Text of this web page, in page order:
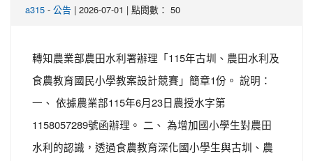
a315 - 公告 | 2026-07-01 | 點閱數： 50
轉知農業部農田水利署辦理「115年古圳、農田水利及
食農教育國民小學教案設計競賽」簡章1份。 說明：
一、 依據農業部115年6月23日農授水字第
1158057289號函辦理。 二、 為增加國小學生對農田
水利的認識，透過食農教育深化國小學生與古圳、農